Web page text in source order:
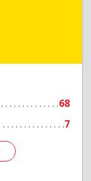
68
7
Подробнее